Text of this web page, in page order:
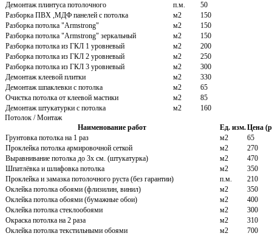
Демонтаж плинтуса потолочного
п.м.
50
Разборка ПВХ ,МДФ панелей с потолка
м2
150
Разборка потолка "Armstrong"
м2
150
Разборка потолка "Armstrong" зеркальный
м2
150
Разборка потолка из ГКЛ 1 уровневый
м2
200
Разборка потолка из ГКЛ 2 уровневый
м2
250
Разборка потолка из ГКЛ 3 уровневый
м2
300
Демонтаж клеевой плитки
м2
330
Демонтаж шпаклевки с потолка
м2
65
Очистка потолка от клеевой мастики
м2
85
Демонтаж штукатурки с потолка
м2
160
Потолок / Монтаж
Наименование работ
Ед. изм.Цена
Грунтовка потолка на 1 раз
м2
65
Проклейка потолка армировочной сеткой
м2
270
Выравнивание потолка до 3х см. (штукатурка)
м2
470
Шпатлёвка и шлифовка потолка
м2
350
Проклейка и замазка потолочного руста (без гарантии)
п.м.
210
Оклейка потолка обоями (флизилин, винил)
м2
350
Оклейка потолка обоями (бумажные обои)
м2
400
Оклейка потолка стеклообоями
м2
300
Окраска потолка на 2 раза
м2
310
Оклейка потолка текстильными обоями
м2
700